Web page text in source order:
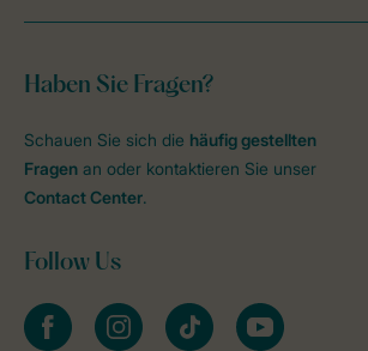
Haben Sie Fragen?
Schauen Sie sich die häufig gestellten
Fragen an oder kontaktieren Sie unser
Contact Center.
Follow Us
facebookinstagramtiktok youtube